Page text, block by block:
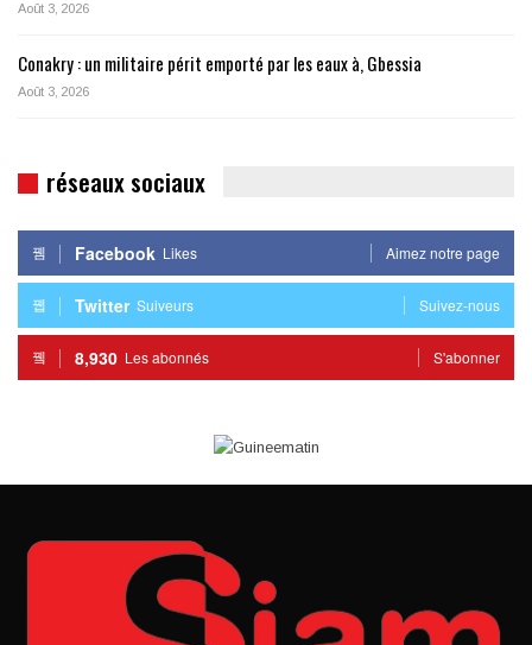
Août 3, 2026
Conakry : un militaire périt emporté par les eaux à, Gbessia
Août 3, 2026
réseaux sociaux
Facebook Likes Aimez notre page
Twitter Suiveurs Suivez-nous
8,930 Les abonnés S'abonner